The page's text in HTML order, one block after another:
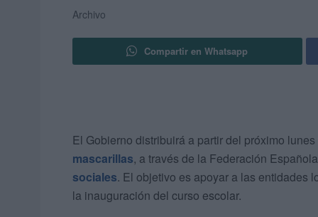
Archivo
Compartir en Whatsapp
El Gobierno distribuirá a partir del próximo
mascarillas, a través de la Federación
sociales. El objetivo es apoyar a las entidades
la inauguración del curso escolar.